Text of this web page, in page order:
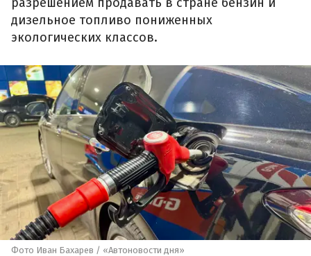
дизельное топливо пониженных
экологических классов.
Фото Иван Бахарев / «Автоновости дня»